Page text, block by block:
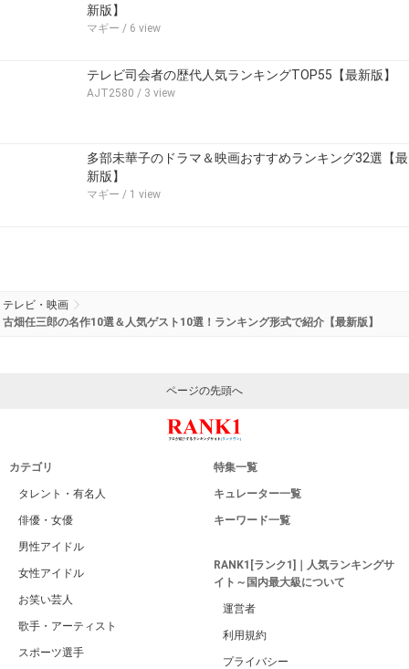
新版】
マギー / 6 view
テレビ司会者の歴代人気ランキングTOP55【最新版】
AJT2580 / 3 view
多部未華子のドラマ＆映画おすすめランキング32選【最
新版】
マギー / 1 view
テレビ・映画
古畑任三郎の名作10選＆人気ゲスト10選！ランキング形式で紹介【最新版】
ページの先頭へ
カテゴリ
タレント・有名人
俳優・女優
男性アイドル
女性アイドル
お笑い芸人
歌手・アーティスト
スポーツ選手
特集一覧
キュレーター一覧
キーワード一覧
RANK1[ランク1]｜人気ランキングサ
イト～国内最大級について
運営者
利用規約
プライバシー